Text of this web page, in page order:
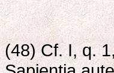
(48) Cf. I, q.